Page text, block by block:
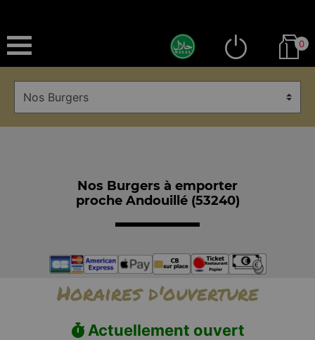
0
Nos Burgers à emporter
proche Andouillé (53240)
Horaires d'ouverture
Actuellement ouvert